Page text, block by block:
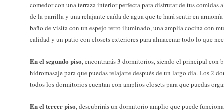
comedor con una terraza interior perfecta para disfrutar de tus comidas
de la parrilla y una relajante caída de agua que te hará sentir en
baño de visita con un espejo retro iluminado, una amplia cocina con
calidad y un patio con closets exteriores para almacenar todo lo que
En el segundo piso, encontrarás 3 dormitorios, siendo el principal con
hidromasaje para que puedas relajarte después de un largo día. Los 2
todos los dormitorios cuentan con amplios closets para que puedas
En el tercer piso, descubrirás un dormitorio amplio que puede